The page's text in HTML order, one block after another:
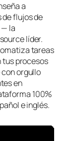
a
flujos de
— la
líder.
tareas
tus procesos
orgullo
en
100%
e inglés.